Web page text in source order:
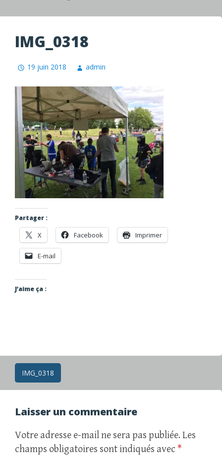
IMG_0318
19 juin 2018 admin
Partager :
X Facebook Imprimer
E-mail
J’aime ça :
Navigation
des
articles
IMG_0318
Laisser un commentaire
Votre adresse e-mail ne sera pas publiée. Les
champs obligatoires sont indiqués avec *